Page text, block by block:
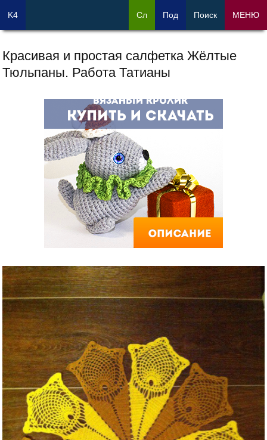
Красивая и простая салфетка Жёлтые
Тюльпаны. Работа Татианы
K4 Сл Под Поиск МЕНЮ